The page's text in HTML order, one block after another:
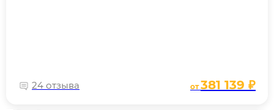
24 отзыва от381 139 ₽